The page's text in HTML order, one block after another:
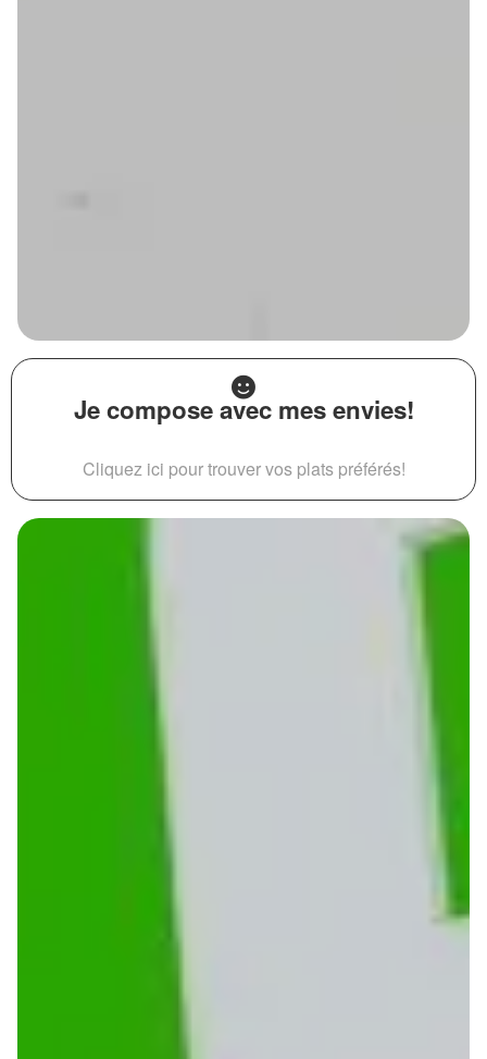
Je compose avec mes envies!
Cliquez ici pour trouver vos plats préférés!